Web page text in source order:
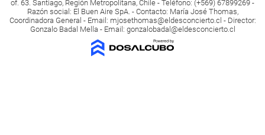
of. 63. Santiago, Región Metropolitana, Chile - Teléfono: (+569) 67899269 -
Razón social: El Buen Aire SpA. - Contacto: María José Thomas,
Coordinadora General - Email: mjosethomas@eldesconcierto.cl - Director:
Gonzalo Badal Mella - Email: gonzalobadal@eldesconcierto.cl